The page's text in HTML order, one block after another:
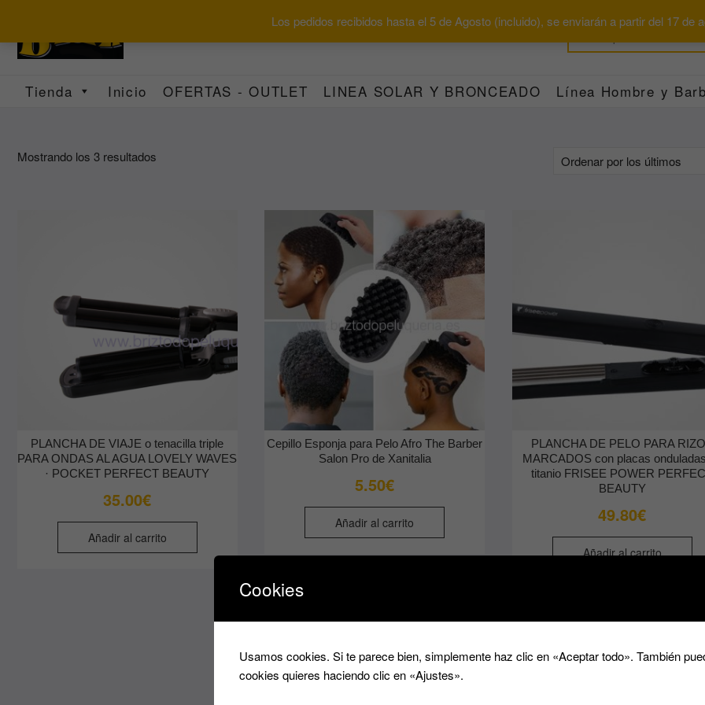
Los pedidos recibidos hasta el 5 de Agosto (incluido), se enviarán a partir del 17 de
contenido
Tienda Inicio OFERTAS - OUTLET LINEA SOLAR Y BRONCEADO Línea Hombre y
Mostrando los 3 resultados
PLANCHA DE VIAJE o tenacilla triple
PARA ONDAS AL AGUA LOVELY WAVES
· POCKET PERFECT BEAUTY
35.00€
Añadir al carrito
Cepillo Esponja para Pelo Afro The Barber
Salon Pro de Xanitalia
5.50€
Añadir al carrito
PLANCHA DE PELO PARA
MARCADOS con placas
titanio FRISEE POWER
BEAUTY
49.80€
Añadir al carrito
Cookies
Usamos cookies. Si te parece bien, simplemente haz clic en «Aceptar todo». También
cookies quieres haciendo clic en «Ajustes».